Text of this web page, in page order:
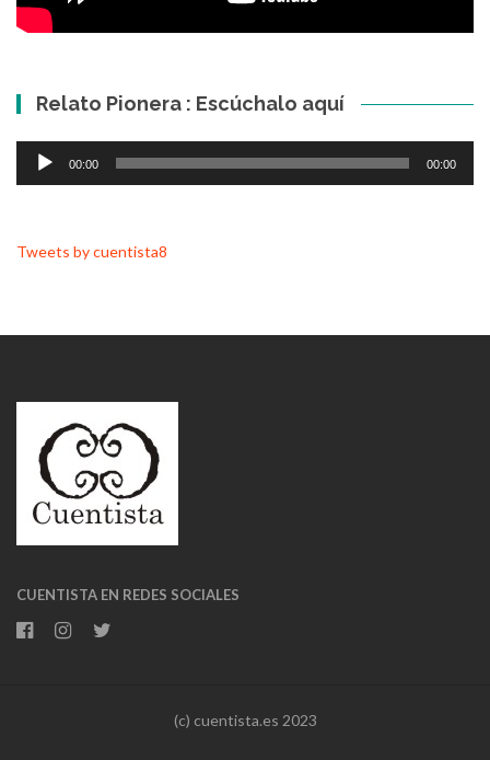
Relato Pionera : Escúchalo aquí
Reproductor
00:00 00:00
Tweets by cuentista8
CUENTISTA EN REDES SOCIALES
(c) cuentista.es 2023